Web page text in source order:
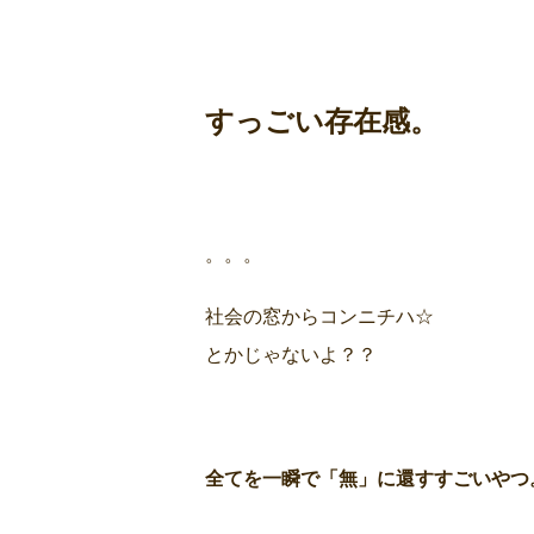
すっごい存在感。
。。。
社会の窓からコンニチハ☆
とかじゃないよ？？
全てを一瞬で「無」に還すすごいやつ